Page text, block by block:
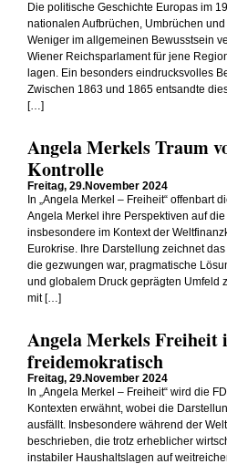
Die politische Geschichte Europas im
nationalen Aufbrüchen, Umbrüchen
Weniger im allgemeinen Bewusstsein
Wiener Reichsparlament für jene
lagen. Ein besonders eindrucksvolles
Zwischen 1863 und 1865 entsandte
[…]
Angela Merkels Traum
Kontrolle
Freitag, 29.November 2024
In „Angela Merkel – Freiheit“ offenbart
Angela Merkel ihre Perspektiven auf
insbesondere im Kontext der
Eurokrise. Ihre Darstellung zeichnet
die gezwungen war, pragmatische
und globalem Druck geprägten Umfeld
mit […]
Angela Merkels Freiheit
freidemokratisch
Freitag, 29.November 2024
In „Angela Merkel – Freiheit“ wird die
Kontexten erwähnt, wobei die
ausfällt. Insbesondere während der
beschrieben, die trotz erheblicher
instabiler Haushaltslagen auf